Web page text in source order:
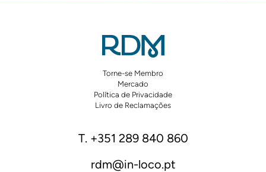
Torne-se Membro
Mercado
Política de Privacidade
Livro de Reclamações
T. +351 289 840 860
rdm@in-loco.pt